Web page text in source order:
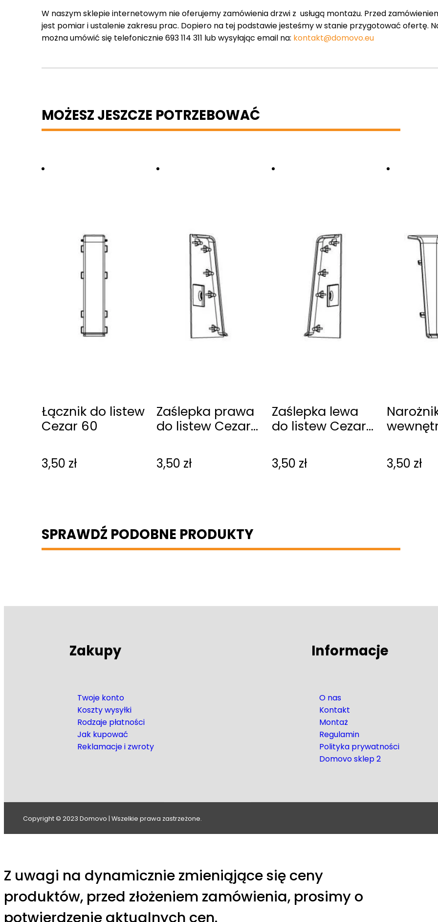
W naszym sklepie internetowym nie oferujemy zamówienia drzwi z usługą montażu. Przed
jest pomiar i ustalenie zakresu prac. Dopiero na tej podstawie jesteśmy w stanie przygotować ofertę.
można umówić się telefonicznie 693 114 311 lub wysyłając email na: kontakt@domovo.eu
MOŻESZ JESZCZE POTRZEBOWAĆ
Łącznik do listew
Cezar 60
3,50 zł
Zaślepka prawa
do listew Cezar
3,50 zł
Zaślepka lewa
do listew Cezar
3,50 zł 3,50 zł
SPRAWDŹ PODOBNE PRODUKTY
Zakupy
Twoje konto
Koszty wysyłki
Rodzaje płatności
Jak kupować
Reklamacje i zwroty
Informacje
O nas
Kontakt
Montaż
Regulamin
Polityka prywatności
Domovo sklep 2
Copyright © 2023 Domovo | Wszelkie prawa zastrzeżone.
Z uwagi na dynamicznie zmieniąjące się ceny
produktów, przed złożeniem zamówienia, prosimy o
potwierdzenie aktualnych cen.